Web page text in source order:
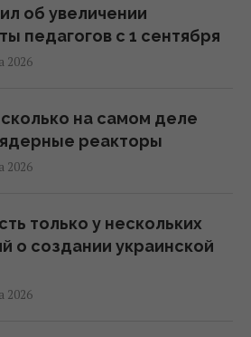
об увеличении
педагогов с 1 сентября
2026
на самом деле
реакторы
2026
только у нескольких
о создании украинской
2026